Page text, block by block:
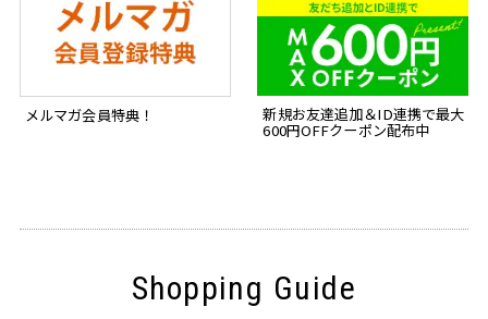
メルマガ会員特典！ 新規お友達追加＆ID連携で最大
600円OFFクーポン配布中
Shopping Guide